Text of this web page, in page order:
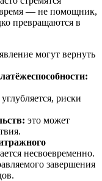
время — не помощник,
превращаются в
могут вернуть
риски
это может
несвоевременно.
завершения